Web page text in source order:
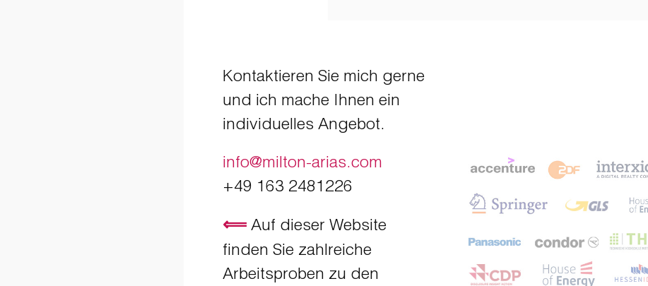
Kontaktieren Sie mich gerne
und ich mache Ihnen ein
individuelles Angebot.
info@milton-arias.com
+49 163 2481226
⟸ Auf dieser Website
finden Sie zahlreiche
Arbeitsproben zu den